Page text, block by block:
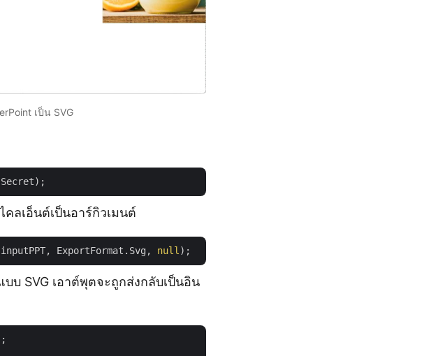
เป็น SVG
ลเอ็นต์เป็นอาร์กิวเมนต์
ExportFormat.Svg, null
บบ SVG เอาต์พุตจะถูกส่งกลับเป็นอิน